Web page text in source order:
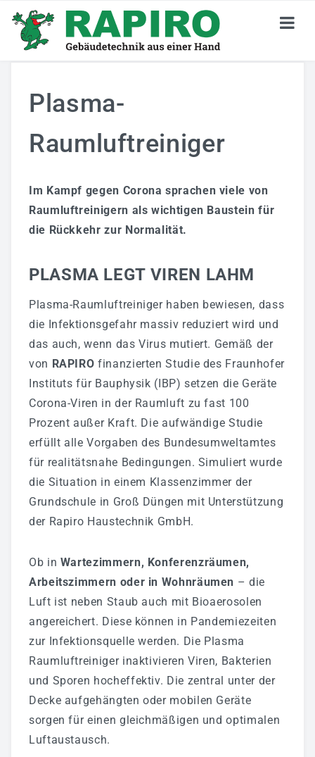
Stellenangebote
Jetzt Bewerben
Darum RAPIRO
Wir Sind RAPIRO
GEBÄUDETECHNIK
Privatkunden
Badmodernisierung - Bäder Zum Wohlfühlen!
Fliesenverlegung - Wir Können Auch Fliese!
Heizung - Energiekosten Sparen
Elektrotechnik - Wir Stehen Unter Spannung!
Wartung/Inspektion & 24h Notdienst
Gewerbekunden
Sanitärtechnik
Heiztechnik
Lüftungstechnik
Klimatechnik
Automatisierungstechnik
Haustechnikservice
Wartung
Referenzen
Plasma-
Raumluftreiniger
Im Kampf gegen Corona sprachen viele von
Raumluftreinigern als wichtigen Baustein für
die Rückkehr zur Normalität.
PLASMA LEGT VIREN LAHM
Plasma-Raumluftreiniger haben bewiesen, dass
die Infektionsgefahr massiv reduziert wird und
das auch, wenn das Virus mutiert. Gemäß der
von RAPIRO finanzierten Studie des Fraunhofer
Instituts für Bauphysik (IBP) setzen die Geräte
Corona-Viren in der Raumluft zu fast 100
Prozent außer Kraft. Die aufwändige Studie
erfüllt alle Vorgaben des Bundesumweltamtes
für realitätsnahe Bedingungen. Simuliert wurde
die Situation in einem Klassenzimmer der
Grundschule in Groß Düngen mit Unterstützung
der Rapiro Haustechnik GmbH.
Ob in Wartezimmern, Konferenzräumen,
Arbeitszimmern oder in Wohnräumen – die
Luft ist neben Staub auch mit Bioaerosolen
angereichert. Diese können in Pandemiezeiten
zur Infektionsquelle werden. Die Plasma
Raumluftreiniger inaktivieren Viren, Bakterien
und Sporen hocheffektiv. Die zentral unter der
Decke aufgehängten oder mobilen Geräte
sorgen für einen gleichmäßigen und optimalen
Luftaustausch.